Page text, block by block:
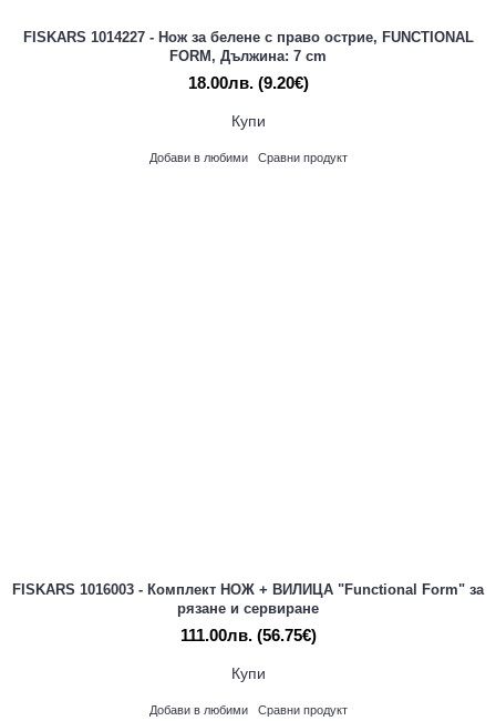
FISKARS 1014227 - Нож за белене с право острие, FUNCTIONAL
FORM, Дължина: 7 cm
18.00лв. (9.20€)
Купи
Добави в любими Сравни продукт
FISKARS 1016003 - Комплект НОЖ + ВИЛИЦА "Functional Form" за
рязане и сервиране
111.00лв. (56.75€)
Купи
Добави в любими Сравни продукт